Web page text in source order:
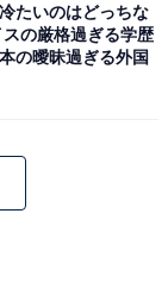
Web、広告
す。
を経てフリ
験を生かし
冷たいのはどっちな
の厳格過ぎる学歴
の曖昧過ぎる外国